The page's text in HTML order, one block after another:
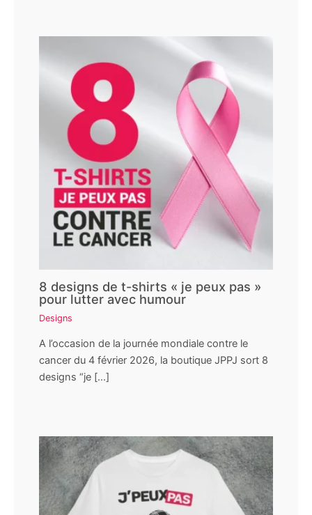
8 designs de t-shirts « je peux pas »
pour lutter avec humour
Designs
A l’occasion de la journée mondiale contre le
cancer du 4 février 2026, la boutique JPPJ sort 8
designs “je […]